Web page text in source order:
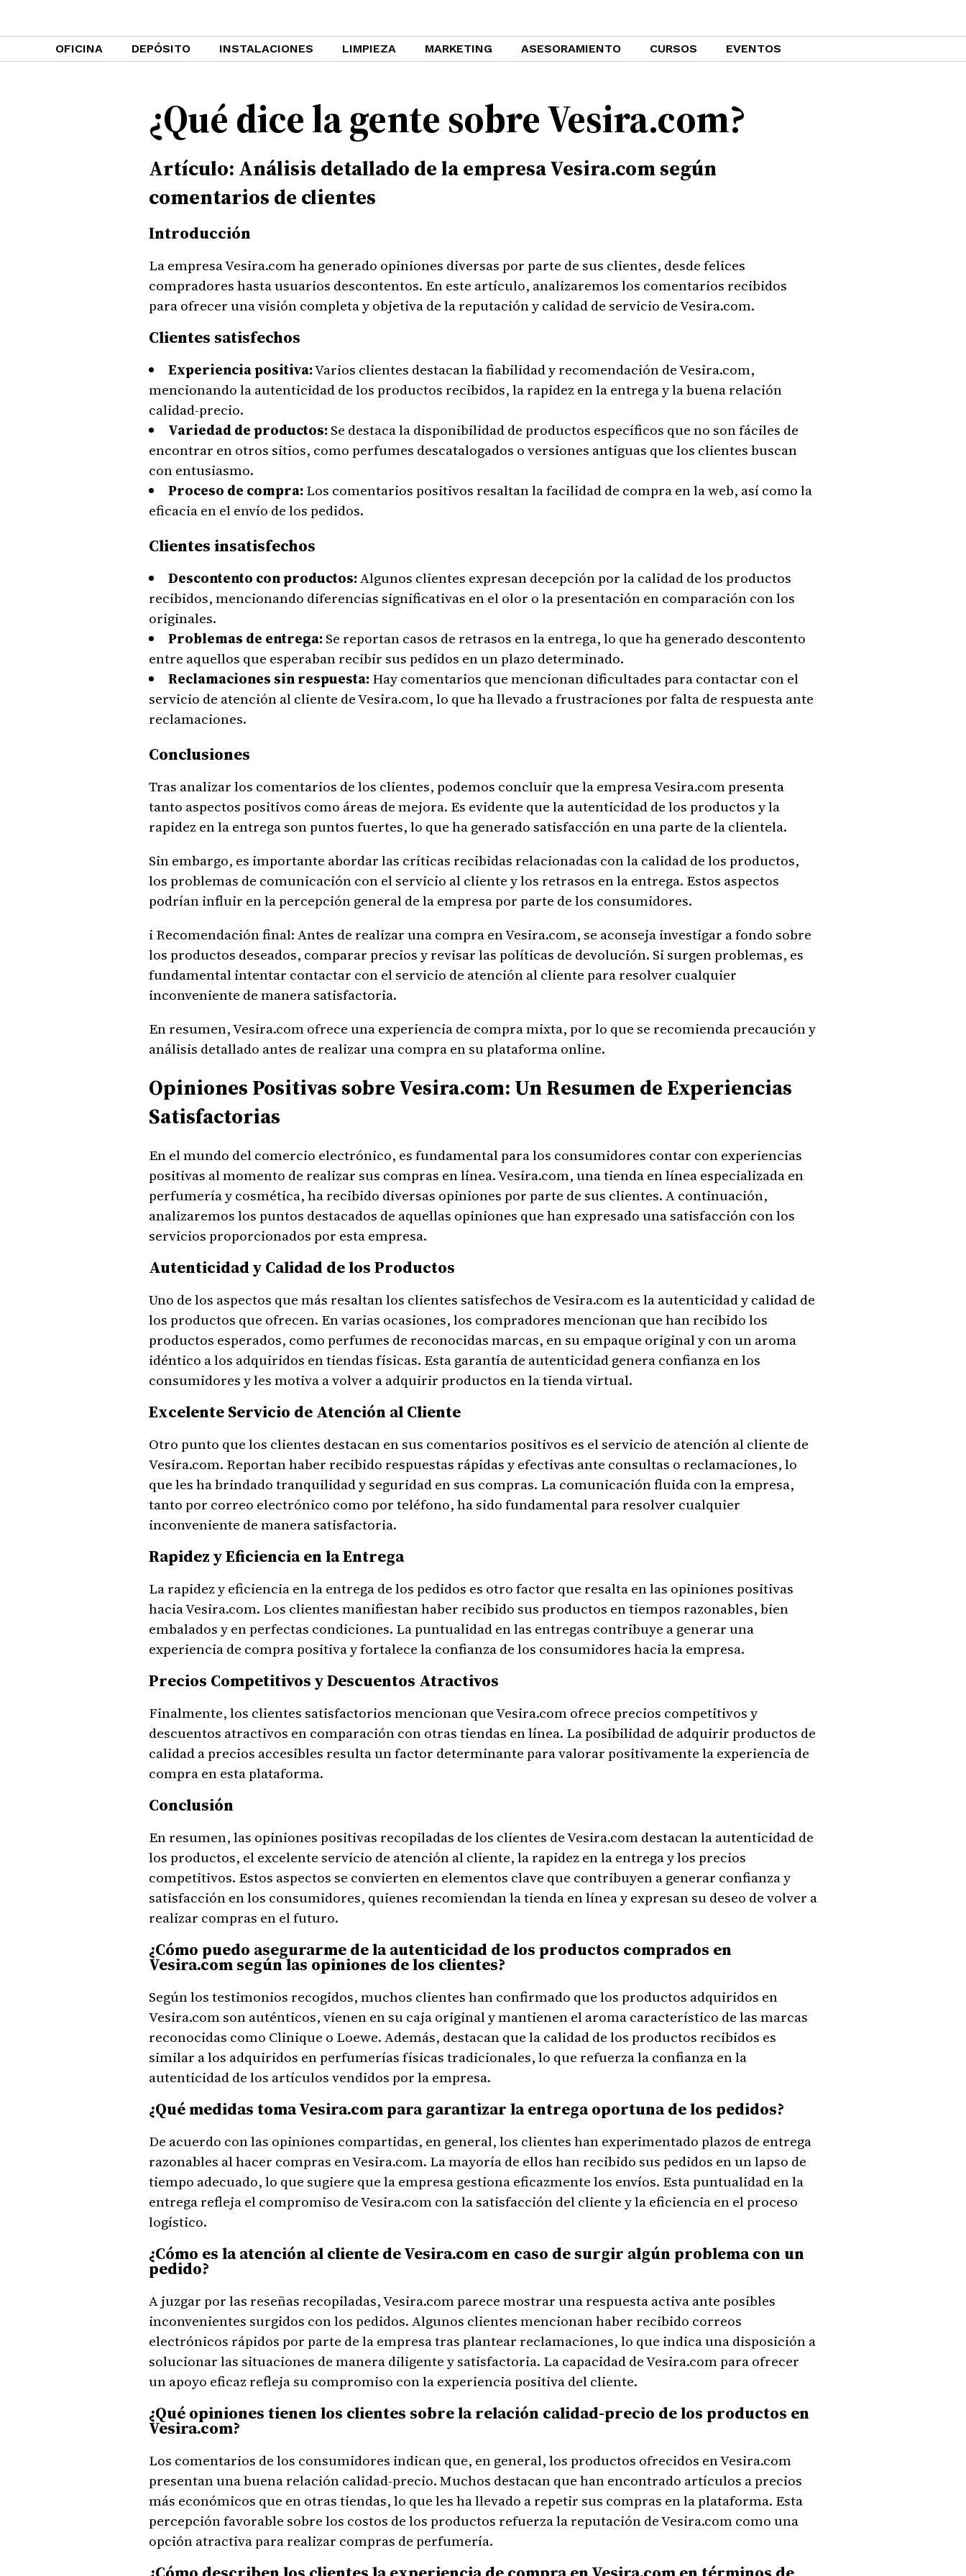
OFICINA DEPÓSITO INSTALACIONES LIMPIEZA MARKETING ASESORAMIENTO CURSOS EVENTOS
¿Qué dice la gente sobre Vesira.com?
Artículo: Análisis detallado de la empresa Vesira.com según
comentarios de clientes
Introducción
La empresa Vesira.com ha generado opiniones diversas por parte de sus clientes, desde felices
compradores hasta usuarios descontentos. En este artículo, analizaremos los comentarios recibidos
para ofrecer una visión completa y objetiva de la reputación y calidad de servicio de Vesira.com.
Clientes satisfechos
Experiencia positiva:Varios clientes destacan la fiabilidad y recomendación de Vesira.com,
mencionando la autenticidad de los productos recibidos, la rapidez en la entrega y la buena relación
calidad-precio.
Variedad de productos:Se destaca la disponibilidad de productos específicos que no son fáciles de
encontrar en otros sitios, como perfumes descatalogados o versiones antiguas que los clientes buscan
con entusiasmo.
Proceso de compra:Los comentarios positivos resaltan la facilidad de compra en la web, así como la
eficacia en el envío de los pedidos.
Clientes insatisfechos
Descontento con productos:Algunos clientes expresan decepción por la calidad de los productos
recibidos, mencionando diferencias significativas en el olor o la presentación en comparación con los
originales.
Problemas de entrega:Se reportan casos de retrasos en la entrega, lo que ha generado descontento
entre aquellos que esperaban recibir sus pedidos en un plazo determinado.
Reclamaciones sin respuesta:Hay comentarios que mencionan dificultades para contactar con el
servicio de atención al cliente de Vesira.com, lo que ha llevado a frustraciones por falta de respuesta ante
reclamaciones.
Conclusiones
Tras analizar los comentarios de los clientes, podemos concluir que la empresa Vesira.com presenta
tanto aspectos positivos como áreas de mejora. Es evidente que la autenticidad de los productos y la
rapidez en la entrega son puntos fuertes, lo que ha generado satisfacción en una parte de la clientela.
Sin embargo, es importante abordar las críticas recibidas relacionadas con la calidad de los productos,
los problemas de comunicación con el servicio al cliente y los retrasos en la entrega. Estos aspectos
podrían influir en la percepción general de la empresa por parte de los consumidores.
i Recomendación final: Antes de realizar una compra en Vesira.com, se aconseja investigar a fondo sobre
los productos deseados, comparar precios y revisar las políticas de devolución. Si surgen problemas, es
fundamental intentar contactar con el servicio de atención al cliente para resolver cualquier
inconveniente de manera satisfactoria.
En resumen, Vesira.com ofrece una experiencia de compra mixta, por lo que se recomienda precaución y
análisis detallado antes de realizar una compra en su plataforma online.
Opiniones Positivas sobre Vesira.com: Un Resumen de Experiencias
Satisfactorias
En el mundo del comercio electrónico, es fundamental para los consumidores contar con experiencias
positivas al momento de realizar sus compras en línea. Vesira.com, una tienda en línea especializada en
perfumería y cosmética, ha recibido diversas opiniones por parte de sus clientes. A continuación,
analizaremos los puntos destacados de aquellas opiniones que han expresado una satisfacción con los
servicios proporcionados por esta empresa.
Autenticidad y Calidad de los Productos
Uno de los aspectos que más resaltan los clientes satisfechos de Vesira.com es la autenticidad y calidad de
los productos que ofrecen. En varias ocasiones, los compradores mencionan que han recibido los
productos esperados, como perfumes de reconocidas marcas, en su empaque original y con un aroma
idéntico a los adquiridos en tiendas físicas. Esta garantía de autenticidad genera confianza en los
consumidores y les motiva a volver a adquirir productos en la tienda virtual.
Excelente Servicio de Atención al Cliente
Otro punto que los clientes destacan en sus comentarios positivos es el servicio de atención al cliente de
Vesira.com. Reportan haber recibido respuestas rápidas y efectivas ante consultas o reclamaciones, lo
que les ha brindado tranquilidad y seguridad en sus compras. La comunicación fluida con la empresa,
tanto por correo electrónico como por teléfono, ha sido fundamental para resolver cualquier
inconveniente de manera satisfactoria.
Rapidez y Eficiencia en la Entrega
La rapidez y eficiencia en la entrega de los pedidos es otro factor que resalta en las opiniones positivas
hacia Vesira.com. Los clientes manifiestan haber recibido sus productos en tiempos razonables, bien
embalados y en perfectas condiciones. La puntualidad en las entregas contribuye a generar una
experiencia de compra positiva y fortalece la confianza de los consumidores hacia la empresa.
Precios Competitivos y Descuentos Atractivos
Finalmente, los clientes satisfactorios mencionan que Vesira.com ofrece precios competitivos y
descuentos atractivos en comparación con otras tiendas en línea. La posibilidad de adquirir productos de
calidad a precios accesibles resulta un factor determinante para valorar positivamente la experiencia de
compra en esta plataforma.
Conclusión
En resumen, las opiniones positivas recopiladas de los clientes de Vesira.com destacan la autenticidad de
los productos, el excelente servicio de atención al cliente, la rapidez en la entrega y los precios
competitivos. Estos aspectos se convierten en elementos clave que contribuyen a generar confianza y
satisfacción en los consumidores, quienes recomiendan la tienda en línea y expresan su deseo de volver a
realizar compras en el futuro.
¿Cómo puedo asegurarme de la autenticidad de los productos comprados en
Vesira.com según las opiniones de los clientes?
Según los testimonios recogidos, muchos clientes han confirmado que los productos adquiridos en
Vesira.com son auténticos, vienen en su caja original y mantienen el aroma característico de las marcas
reconocidas como Clinique o Loewe. Además, destacan que la calidad de los productos recibidos es
similar a los adquiridos en perfumerías físicas tradicionales, lo que refuerza la confianza en la
autenticidad de los artículos vendidos por la empresa.
¿Qué medidas toma Vesira.com para garantizar la entrega oportuna de los pedidos?
De acuerdo con las opiniones compartidas, en general, los clientes han experimentado plazos de entrega
razonables al hacer compras en Vesira.com. La mayoría de ellos han recibido sus pedidos en un lapso de
tiempo adecuado, lo que sugiere que la empresa gestiona eficazmente los envíos. Esta puntualidad en la
entrega refleja el compromiso de Vesira.com con la satisfacción del cliente y la eficiencia en el proceso
logístico.
¿Cómo es la atención al cliente de Vesira.com en caso de surgir algún problema con un
pedido?
A juzgar por las reseñas recopiladas, Vesira.com parece mostrar una respuesta activa ante posibles
inconvenientes surgidos con los pedidos. Algunos clientes mencionan haber recibido correos
electrónicos rápidos por parte de la empresa tras plantear reclamaciones, lo que indica una disposición a
solucionar las situaciones de manera diligente y satisfactoria. La capacidad de Vesira.com para ofrecer
un apoyo eficaz refleja su compromiso con la experiencia positiva del cliente.
¿Qué opiniones tienen los clientes sobre la relación calidad-precio de los productos en
Vesira.com?
Los comentarios de los consumidores indican que, en general, los productos ofrecidos en Vesira.com
presentan una buena relación calidad-precio. Muchos destacan que han encontrado artículos a precios
más económicos que en otras tiendas, lo que les ha llevado a repetir sus compras en la plataforma. Esta
percepción favorable sobre los costos de los productos refuerza la reputación de Vesira.com como una
opción atractiva para realizar compras de perfumería.